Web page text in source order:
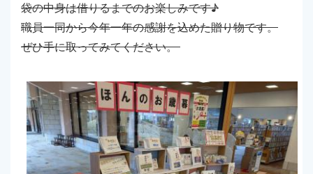
袋の中身は借りるまでのお楽しみです♪
職員一同から今年一年の感謝を込めた贈り物です。
ぜひ手に取ってみてください。